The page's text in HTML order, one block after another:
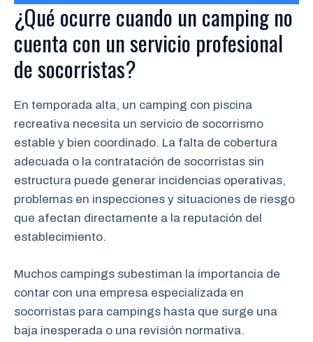
¿Qué ocurre cuando un camping no
cuenta con un servicio profesional
de socorristas?
En temporada alta, un camping con piscina
recreativa necesita un servicio de socorrismo
estable y bien coordinado. La falta de cobertura
adecuada o la contratación de socorristas sin
estructura puede generar incidencias operativas,
problemas en inspecciones y situaciones de riesgo
que afectan directamente a la reputación del
establecimiento.
Muchos campings subestiman la importancia de
contar con una empresa especializada en
socorristas para campings hasta que surge una
baja inesperada o una revisión normativa.